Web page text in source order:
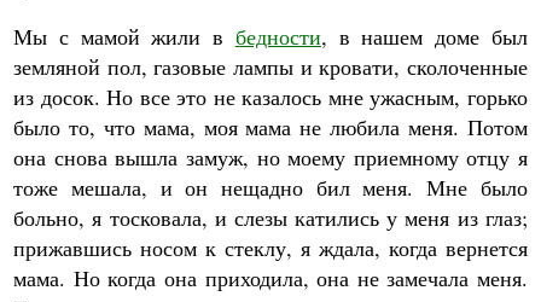
Мы с мамой жили в бедности, в нашем доме был
земляной пол, газовые лампы и кровати, сколоченные
из досок. Но все это не казалось мне ужасным, горько
было то, что мама, моя мама не любила меня. Потом
она снова вышла замуж, но моему приемному отцу я
тоже мешала, и он нещадно бил меня. Мне было
больно, я тосковала, и слезы катились у меня из глаз;
прижавшись носом к стеклу, я ждала, когда вернется
мама. Но когда она приходила, она не замечала меня.